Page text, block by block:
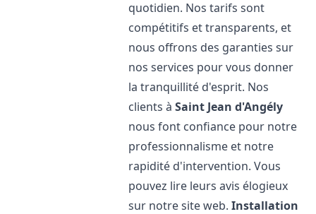
quotidien. Nos tarifs sont
compétitifs et transparents, et
nous offrons des garanties sur
nos services pour vous donner
la tranquillité d'esprit. Nos
clients àSaint Jean d'Angély
nous font confiance pour notre
professionnalisme et notre
rapidité d'intervention. Vous
pouvez lire leurs avis élogieux
sur notre site web.Installation